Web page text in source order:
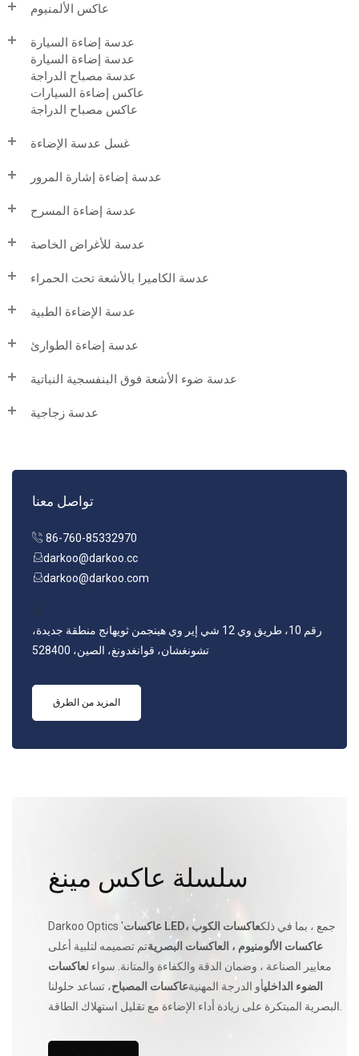
عاكس الألمنيوم
عدسة إضاءة السيارة
عدسة إضاءة السيارة
عدسة مصباح الدراجة
عاكس إضاءة السيارات
عاكس مصباح الدراجة
غسل عدسة الإضاءة
عدسة إضاءة إشارة المرور
عدسة إضاءة المسرح
عدسة للأغراض الخاصة
عدسة الكاميرا بالأشعة تحت الحمراء
عدسة الإضاءة الطبية
عدسة إضاءة الطوارئ
عدسة ضوء الأشعة فوق البنفسجية النباتية
عدسة زجاجية
تواصل معنا
86-760-85332970
darkoo@darkoo.cc
darkoo@darkoo.com
رقم 10، طريق وي 12 شي إير وي هينجمن ثويهانج منطقة جديدة،
تشونغشان، قوانغدونغ، الصين، 528400
المزيد من الطرق
سلسلة عاكس مينغ
Darkoo Optics ' عاكسات LED جمع ، بما في ذلكعاكسات الكوب ،
عاكسات الألومنيوم ، العاكسات البصريةتم تصميمه لتلبية أعلى
معايير الصناعة ، وضمان الدقة والكفاءة والمتانة. سواء لعاكسات
الضوء الداخليأو الدرجة المهنيةعاكسات المصباح، تساعد حلولنا